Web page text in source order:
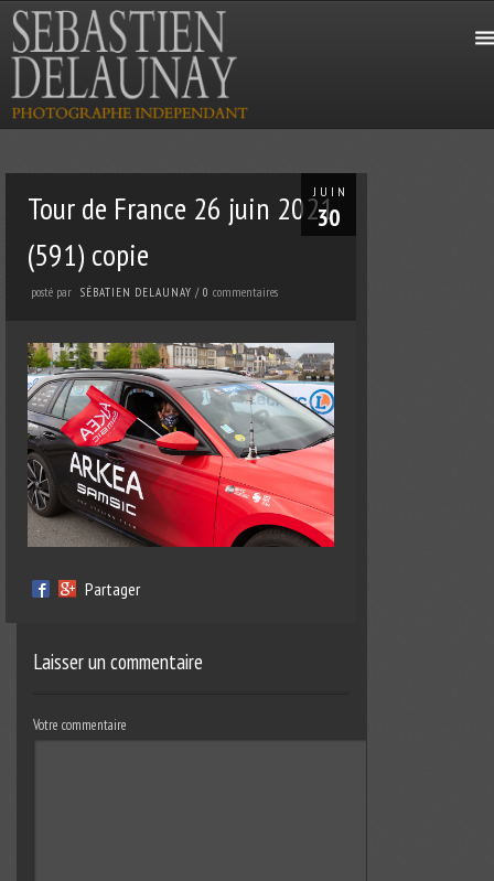
JUIN
30
Tour de France 26 juin 2021
(591) copie
posté par SÉBATIEN DELAUNAY /0commentaires
Partager
Laisser un commentaire
Votre commentaire